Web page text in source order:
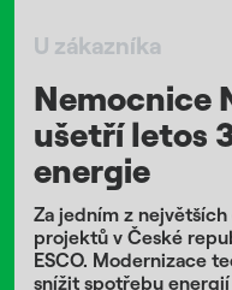
U zákazníka
Nemocnice
ušetří letos
energie
Za jedním z
projektů v České
ESCO. Modernizace
snížit spotřebu energií